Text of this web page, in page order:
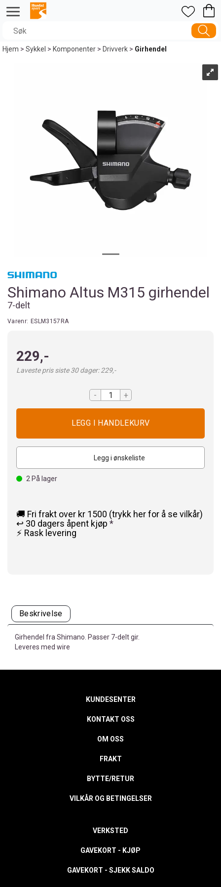
Hjem>Sykkel >Komponenter>Drivverk>Girhendel
Shimano Altus M315 girhendel
7-delt
Varenr: ESLM3157RA
229,-
Laveste pris siste 30 dager: 229,-
- +
Legg i ønskeliste
2 På lager
🚚 Fri frakt over kr 1500 (trykk her for å se vilkår)
↩️ 30 dagers åpent kjøp *
⚡ Rask levering
Beskrivelse
Girhendel fra Shimano. Passer 7-delt gir.
Leveres med wire
KUNDESENTER
KONTAKT OSS
OM OSS
FRAKT
BYTTE/RETUR
VILKÅR OG BETINGELSER
VERKSTED
GAVEKORT - KJØP
GAVEKORT - SJEKK SALDO